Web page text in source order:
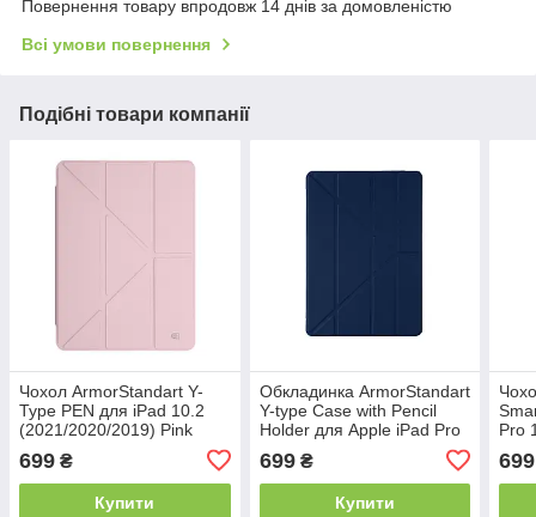
Повернення товару впродовж 14 днів за домовленістю
Всі умови повернення
Подібні товари компанії
Чохол ArmorStandart Y-
Type PEN для iPad 10.2
(2021/2020/2019) Pink
699 ₴
Купити
Обкладинка ArmorStandart
Y-type Case with Pencil
Holder для Apple iPad Pro
12.9 2020 / 2021 Dark Blue
(ARM62321)
699₴
Купити
Pro
699